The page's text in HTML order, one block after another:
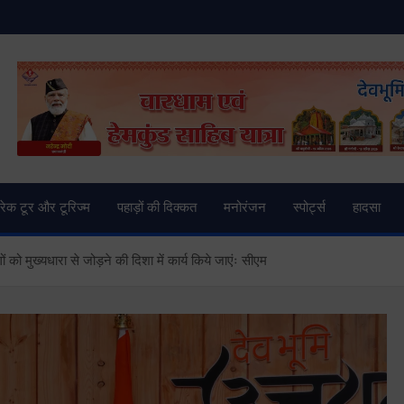
News | Uttarkashi
टूर और टूरिज्म पहाड़ों की दिक्कत मनोरंजन स्पोर्ट्स हादसा
मुख्यधारा से जोड़ने की दिशा में कार्य किये जाएंः सीएम